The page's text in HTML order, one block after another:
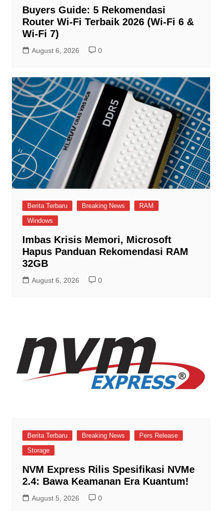
Buyers Guide: 5 Rekomendasi
Router Wi-Fi Terbaik 2026 (Wi-Fi 6 &
Wi-Fi 7)
August 6, 2026 0
Berita Terbaru Breaking News
RAM
Windows
Imbas Krisis Memori, Microsoft
Hapus Panduan Rekomendasi RAM
32GB
August 6, 2026 0
Berita Terbaru Breaking News
Pers Release
Storage
NVM Express Rilis Spesifikasi NVMe
2.4: Bawa Keamanan Era Kuantum!
August 5, 2026 0